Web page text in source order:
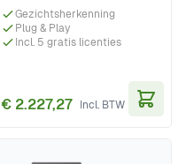
Gezichtsherkenning
Plug & Play
Incl. 5 gratis licenties
€ 2.227,27